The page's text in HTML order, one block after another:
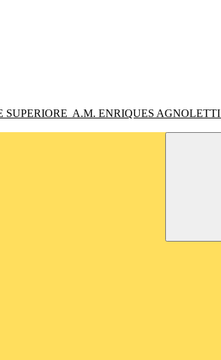
SUPERIORE A.M. ENRIQUES AGNOLETTI